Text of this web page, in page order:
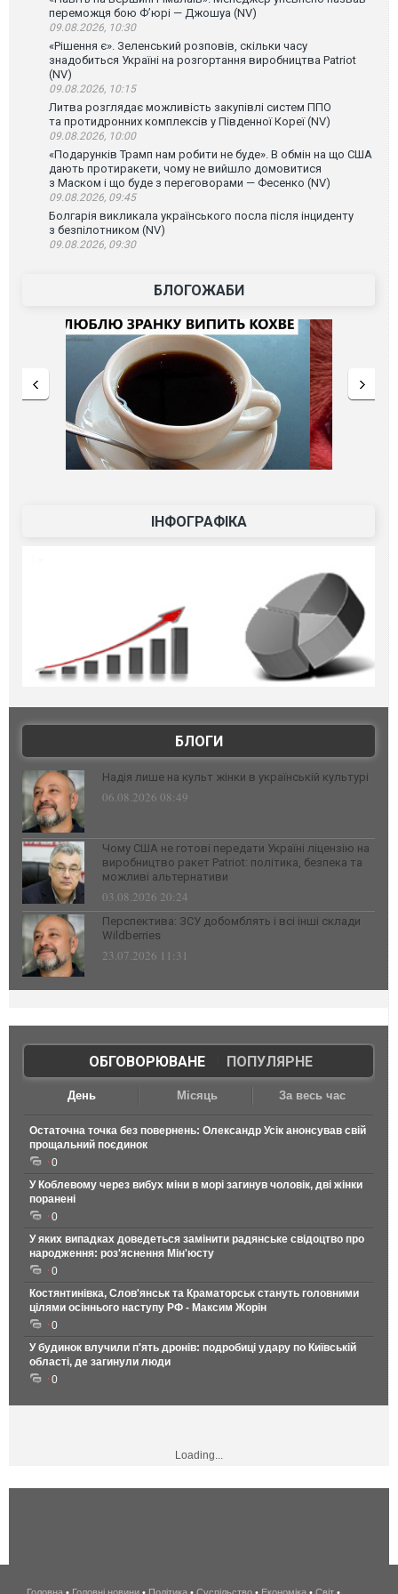
переможця бою Ф’юрі — Джошуа (NV)
09.08.2026, 10:30
«Рішення є». Зеленський розповів, скільки часу
знадобиться Україні на розгортання виробництва Patriot
(NV)
09.08.2026, 10:15
Литва розглядає можливість закупівлі систем ППО
та протидронних комплексів у Південної Кореї (NV)
09.08.2026, 10:00
«Подарунків Трамп нам робити не буде». В обмін на що США
дають протиракети, чому не вийшло домовитися
з Маском і що буде з переговорами — Фесенко (NV)
09.08.2026, 09:45
Болгарія викликала українського посла після інциденту
з безпілотником (NV)
09.08.2026, 09:30
БЛОГОЖАБИ
ІНФОГРАФІКА
БЛОГИ
Надія лише на культ жінки в українській культурі
06.08.2026 08:49
Чому США не готові передати Україні ліцензію на
виробництво ракет Patriot: політика, безпека та
можливі альтернативи
03.08.2026 20:24
Перспектива: ЗСУ добомблять і всі інші склади
Wildberries
23.07.2026 11:31
ОБГОВОРЮВАНЕ| ПОПУЛЯРНЕ
День Місяць За весь час
Остаточна точка без повернень: Олександр Усік анонсував свій
прощальний поєдинок
0
У Коблевому через вибух міни в морі загинув чоловік, дві жінки
поранені
0
У яких випадках доведеться замінити радянське свідоцтво про
народження: роз'яснення Мін'юсту
0
Костянтинівка, Слов'янськ та Краматорськ стануть головними
цілями осіннього наступу РФ - Максим Жорін
0
У будинок влучили п'ять дронів: подробиці удару по Київській
області, де загинули люди
0
Loading...